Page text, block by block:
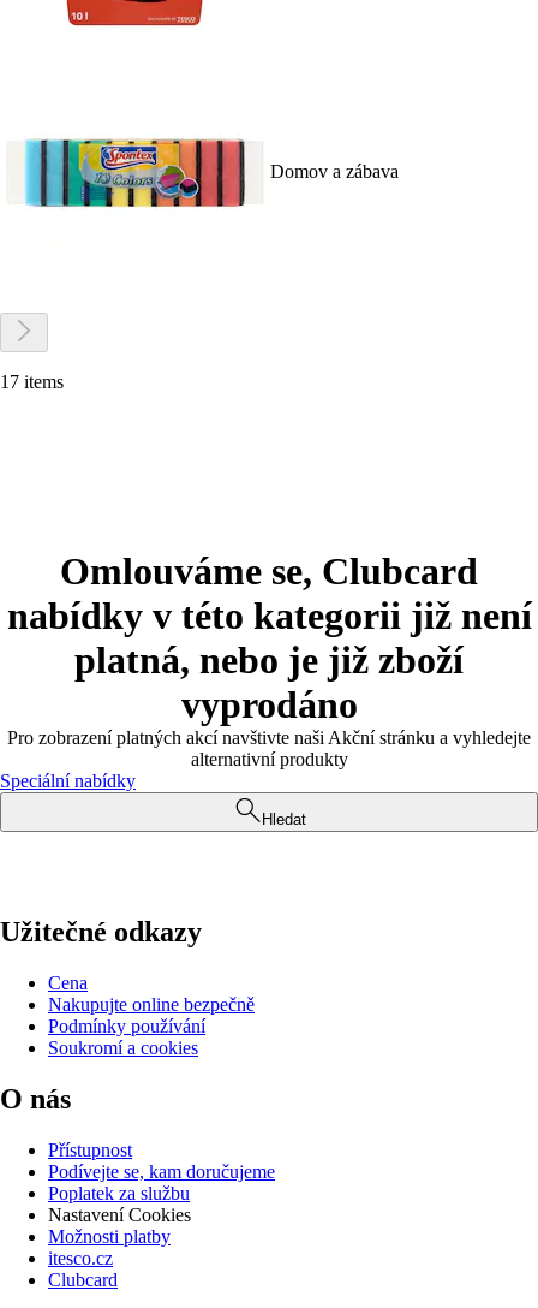
Domov a zábava
17 items
Omlouváme se, Clubcard
nabídky v této kategorii již není
platná, nebo je již zboží
vyprodáno
Pro zobrazení platných akcí navštivte naši Akční stránku a vyhledejte
alternativní produkty
Speciální nabídky
Hledat
Užitečné odkazy
Cena
Nakupujte online bezpečně
Podmínky používání
Soukromí a cookies
O nás
Přístupnost
Podívejte se, kam doručujeme
Poplatek za službu
Nastavení Cookies
Možnosti platby
itesco.cz
Clubcard